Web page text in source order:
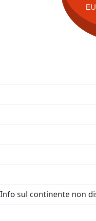
EU
sul continente non